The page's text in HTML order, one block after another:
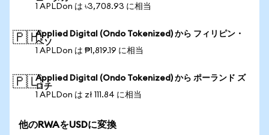
1 APLDon は ৳3,708.93 に相当
🇵🇭Applied Digital (Ondo Tokenized) から フィリピン・
ペソ
1 APLDon は ₱1,819.19 に相当
🇵🇱Applied Digital (Ondo Tokenized) から ポーランド ズ
ロチ
1 APLDon は zł 111.84 に相当
他のRWAをUSDに変換